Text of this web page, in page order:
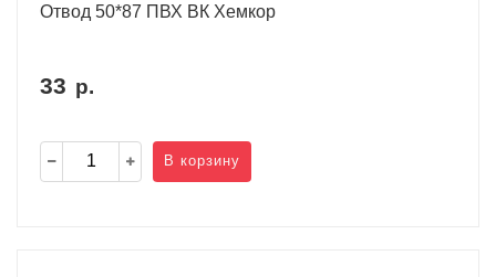
Отвод 50*87 ПВХ ВК Хемкор
33 р.
В корзину